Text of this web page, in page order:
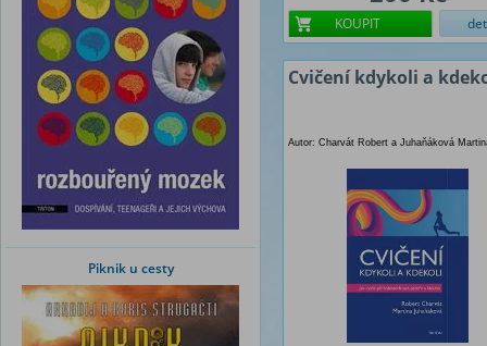
Piknik u cesty
KOUPIT
Cvičení kdykoli a
Autor: Charvát Robert a Juhaňáková